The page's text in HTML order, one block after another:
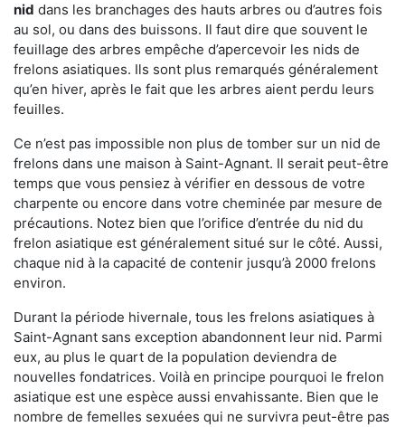
nid dans les branchages des hauts arbres ou d’autres fois
au sol, ou dans des buissons. Il faut dire que souvent le
feuillage des arbres empêche d’apercevoir les nids de
frelons asiatiques. Ils sont plus remarqués généralement
qu’en hiver, après le fait que les arbres aient perdu leurs
feuilles.
Ce n’est pas impossible non plus de tomber sur un nid de
frelons dans une maison à Saint-Agnant. Il serait peut-être
temps que vous pensiez à vérifier en dessous de votre
charpente ou encore dans votre cheminée par mesure de
précautions. Notez bien que l’orifice d’entrée du nid du
frelon asiatique est généralement situé sur le côté. Aussi,
chaque nid à la capacité de contenir jusqu’à 2000 frelons
environ.
Durant la période hivernale, tous les frelons asiatiques à
Saint-Agnant sans exception abandonnent leur nid. Parmi
eux, au plus le quart de la population deviendra de
nouvelles fondatrices. Voilà en principe pourquoi le frelon
asiatique est une espèce aussi envahissante. Bien que le
nombre de femelles sexuées qui ne survivra peut-être pas